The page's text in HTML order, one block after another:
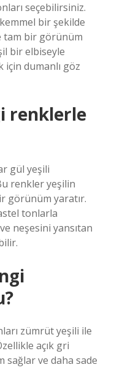
seçebilirsiniz.
bir şekilde
tam bir görünüm
bir elbiseyle
için dumanlı göz
renklerle
gül yeşili
renkler yeşilin
görünüm yaratır.
tonlarla
neşesini yansıtan
zümrüt yeşili ile
açık gri
sağlar ve daha sade